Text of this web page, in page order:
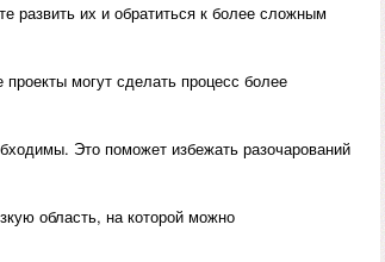
развить их и обратиться к более сложным
могут сделать процесс более
Это поможет избежать разочарований
область, на которой можно